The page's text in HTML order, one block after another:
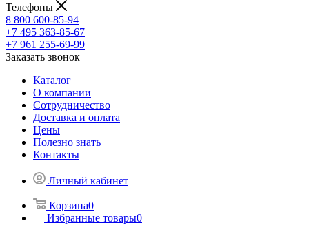
Телефоны
8 800 600-85-94
+7 495 363-85-67
+7 961 255-69-99
Заказать звонок
Каталог
О компании
Сотрудничество
Доставка и оплата
Цены
Полезно знать
Контакты
Личный кабинет
Корзина0
Избранные товары0